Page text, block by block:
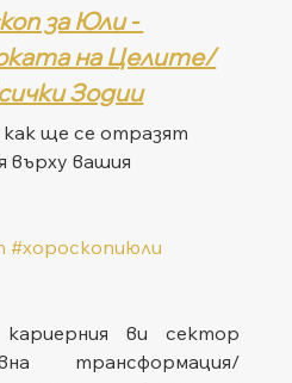
за Юли -
на Целите/
Зодии
ще се отразят
върху вашия
#хороскопиюли
ви сектор
трансформация/